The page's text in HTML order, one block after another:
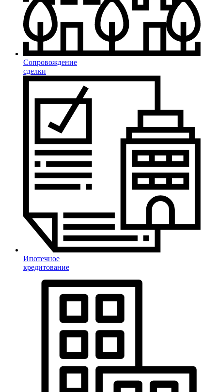
Сопровождение
сделки
Ипотечное
кредитование